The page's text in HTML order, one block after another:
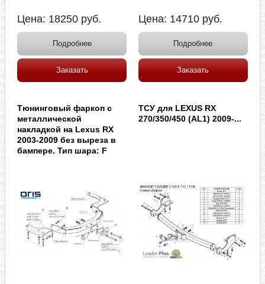
Цена: 18250 руб.
Подробнее
Заказать
Цена: 14710 руб.
Подробнее
Заказать
Тюнинговый фаркоп с
металлической
накладкой на Lexus RX
2003-2009 без выреза в
бампере. Тип шара: F
ТСУ для LEXUS RX
270/350/450 (AL1) 2009-...